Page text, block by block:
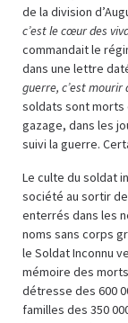
de la division
c’est le cœur des
commandait le
dans une lettre
guerre, c’est mourir
soldats sont morts
gazage, dans les
suivi la guerre.
Le culte du soldat
société au sortir
enterrés dans les
noms sans corps
le Soldat Inconnu
mémoire des
détresse des 600
familles des 350